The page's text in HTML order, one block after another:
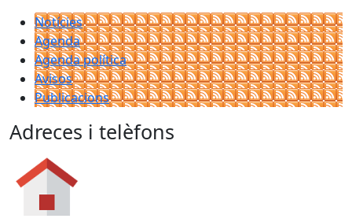
Notícies
Agenda
Agenda política
Avisos
Publicacions
Adreces i telèfons